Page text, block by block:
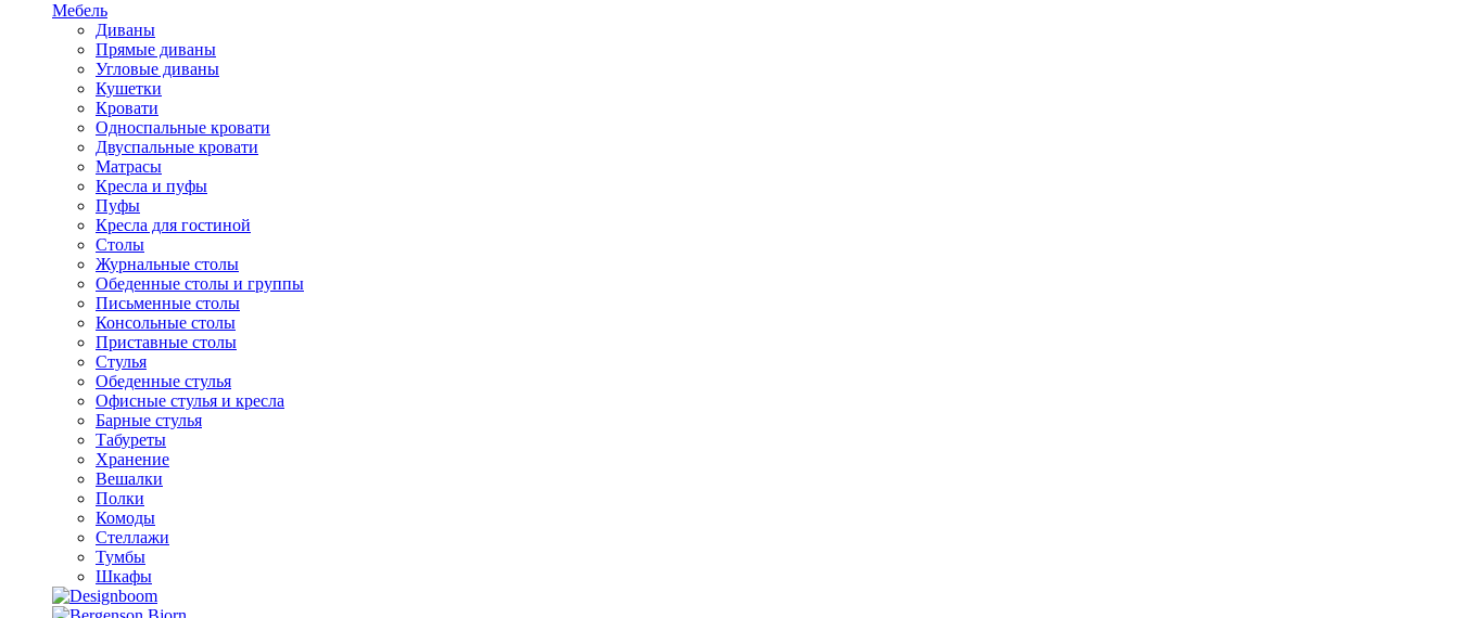
Мебель
Диваны
Прямые диваны
Угловые диваны
Кушетки
Кровати
Односпальные кровати
Двуспальные кровати
Матрасы
Кресла и пуфы
Пуфы
Кресла для гостиной
Столы
Журнальные столы
Обеденные столы и группы
Письменные столы
Консольные столы
Приставные столы
Стулья
Обеденные стулья
Офисные стулья и кресла
Барные стулья
Табуреты
Хранение
Вешалки
Полки
Комоды
Стеллажи
Тумбы
Шкафы